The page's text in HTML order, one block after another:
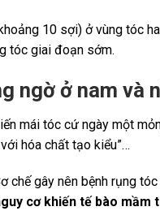
10 sợi) ở vùng tóc
tóc giai đoạn sớm.
ngờ ở nam và
mái tóc cứ ngày một
hóa chất tạo kiểu”…
chế gây nên bệnh rụng
cơ khiến tế bào mầm